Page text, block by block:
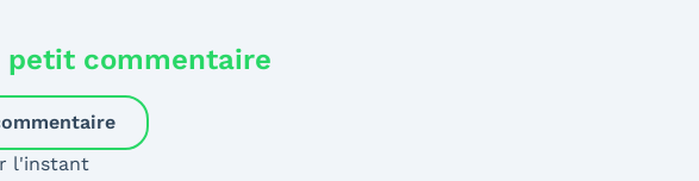
petit commentaire
l'instant